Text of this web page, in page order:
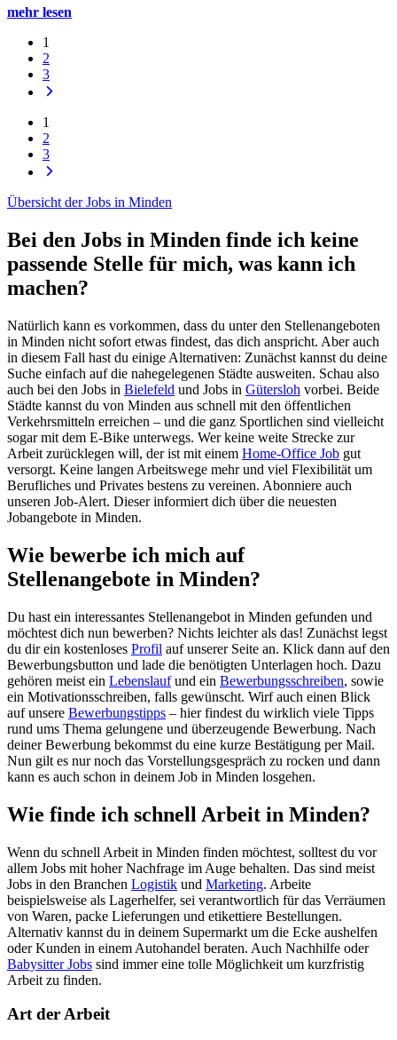
mehr lesen
1
2
3
1
2
3
Übersicht der Jobs in Minden
Bei den Jobs in Minden finde ich keine
passende Stelle für mich, was kann ich
machen?
Natürlich kann es vorkommen, dass du unter den Stellenangeboten
in Minden nicht sofort etwas findest, das dich anspricht. Aber auch
in diesem Fall hast du einige Alternativen: Zunächst kannst du deine
Suche einfach auf die nahegelegenen Städte ausweiten. Schau also
auch bei den Jobs in Bielefeld und Jobs in Gütersloh vorbei. Beide
Städte kannst du von Minden aus schnell mit den öffentlichen
Verkehrsmitteln erreichen – und die ganz Sportlichen sind vielleicht
sogar mit dem E-Bike unterwegs. Wer keine weite Strecke zur
Arbeit zurücklegen will, der ist mit einem Home-Office Job gut
versorgt. Keine langen Arbeitswege mehr und viel Flexibilität um
Berufliches und Privates bestens zu vereinen. Abonniere auch
unseren Job-Alert. Dieser informiert dich über die neuesten
Jobangebote in Minden.
Wie bewerbe ich mich auf
Stellenangebote in Minden?
Du hast ein interessantes Stellenangebot in Minden gefunden und
möchtest dich nun bewerben? Nichts leichter als das! Zunächst legst
du dir ein kostenloses Profil auf unserer Seite an. Klick dann auf den
Bewerbungsbutton und lade die benötigten Unterlagen hoch. Dazu
gehören meist ein Lebenslaufund ein Bewerbungsschreiben, sowie
ein Motivationsschreiben, falls gewünscht. Wirf auch einen Blick
auf unsere Bewerbungstipps – hier findest du wirklich viele Tipps
rund ums Thema gelungene und überzeugende Bewerbung. Nach
deiner Bewerbung bekommst du eine kurze Bestätigung per Mail.
Nun gilt es nur noch das Vorstellungsgespräch zu rocken und dann
kann es auch schon in deinem Job in Minden losgehen.
Wie finde ich schnell Arbeit in Minden?
Wenn du schnell Arbeit in Minden finden möchtest, solltest du vor
allem Jobs mit hoher Nachfrage im Auge behalten. Das sind meist
Jobs in den Branchen Logistik und Marketing. Arbeite
beispielsweise als Lagerhelfer, sei verantwortlich für das Verräumen
von Waren, packe Lieferungen und etikettiere Bestellungen.
Alternativ kannst du in deinem Supermarkt um die Ecke aushelfen
oder Kunden in einem Autohandel beraten. Auch Nachhilfe oder
Babysitter Jobs sind immer eine tolle Möglichkeit um kurzfristig
Arbeit zu finden.
Art der Arbeit